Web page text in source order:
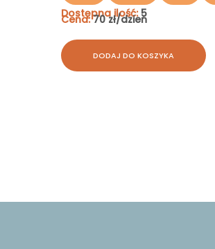
Dostępna ilość:5
Cena:70 zł/dzień
DODAJ DO KOSZYKA